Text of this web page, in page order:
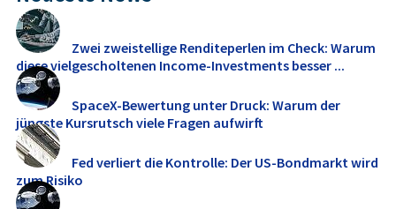
Zwei zweistellige Renditeperlen im Check: Warum
diese vielgescholtenen Income-Investments besser ...
SpaceX-Bewertung unter Druck: Warum der
jüngste Kursrutsch viele Fragen aufwirft
Fed verliert die Kontrolle: Der US-Bondmarkt wird
zum Risiko